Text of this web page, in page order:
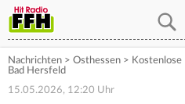
Nachrichten > Osthessen > Kostenlose
Bad Hersfeld
15.05.2026, 12:20 Uhr